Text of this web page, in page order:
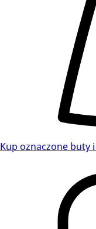
Kup oznaczone buty